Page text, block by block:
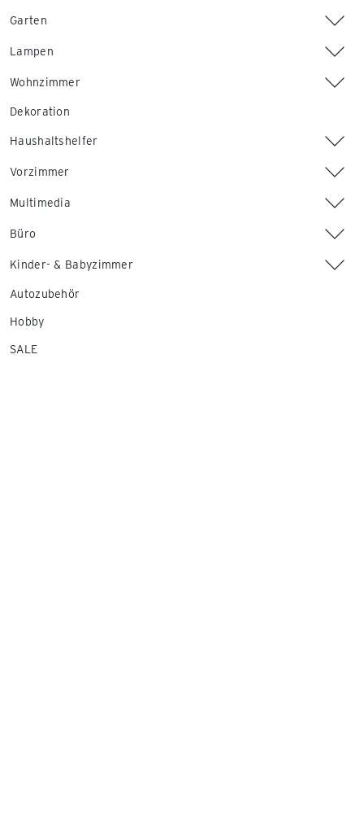
Garten
Lampen
Wohnzimmer
Dekoration
Haushaltshelfer
Vorzimmer
Multimedia
Büro
Kinder- & Babyzimmer
Autozubehör
Hobby
SALE